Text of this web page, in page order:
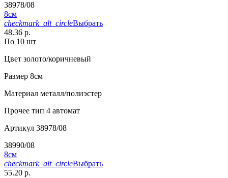
38978/08
8см
checkmark_alt_circleВыбрать
48.36 р.
По 10 шт
Цвет золото/коричневый
Размер 8см
Материал металл/полиэстер
Прочее тип 4 автомат
Артикул 38978/08
38990/08
8см
checkmark_alt_circleВыбрать
55.20 р.